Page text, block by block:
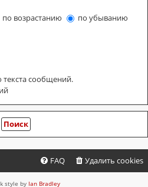
по возрастанию
по убыванию
текста сообщений.
Удалить cookies
FAQ
style by Ian Bradley